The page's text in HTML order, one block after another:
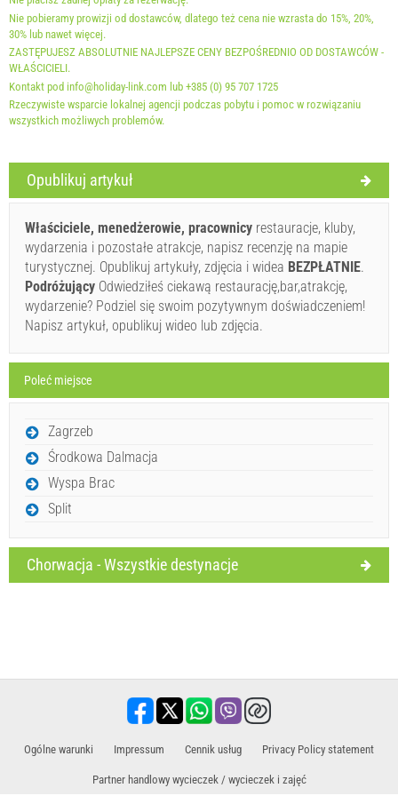
Zarezerwuj i czekaj na potwierdzenie
If you don"t want to book now, instead you have more
questions, please fill them bellow and click on "Send
Inquiry".
Nie pobieramy prowizji od dostawców, dlatego też cena nie wzrasta do 15%, 20%,
30% lub nawet więcej.
ZASTĘPUJESZ ABSOLUTNIE NAJLEPSZE CENY BEZPOŚREDNIO OD DOSTAWCÓW -
WŁAŚCICIELI.
Kontakt pod info@holiday-link.com lub +385 (0) 95 707 1725
Rzeczywiste wsparcie lokalnej agencji podczas pobytu i pomoc w rozwiązaniu
wszystkich możliwych problemów.
Opublikuj artykuł
Właściciele, menedżerowie, pracownicy restauracje, kluby,
wydarzenia i pozostałe atrakcje, napisz recenzję na mapie
turystycznej. Opublikuj artykuły, zdjęcia i widea BEZPŁATNIE.
Podróżujący Odwiedziłeś ciekawą restaurację,bar,atrakcję,
wydarzenie? Podziel się swoim pozytywnym doświadczeniem!
Napisz artykuł, opublikuj wideo lub zdjęcia.
Poleć miejsce
Zagrzeb
Środkowa Dalmacja
Wyspa Brac
Split
Chorwacja - Wszystkie destynacje
​Ogólne warunki Impressum Cennik usług Privacy Policy statement
Partner handlowy wycieczek / wycieczek i zajęć